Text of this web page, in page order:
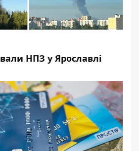
НПЗ у Ярославлі